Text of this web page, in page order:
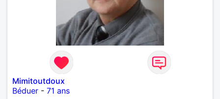
Mimitoutdoux
Béduer - 71 ans